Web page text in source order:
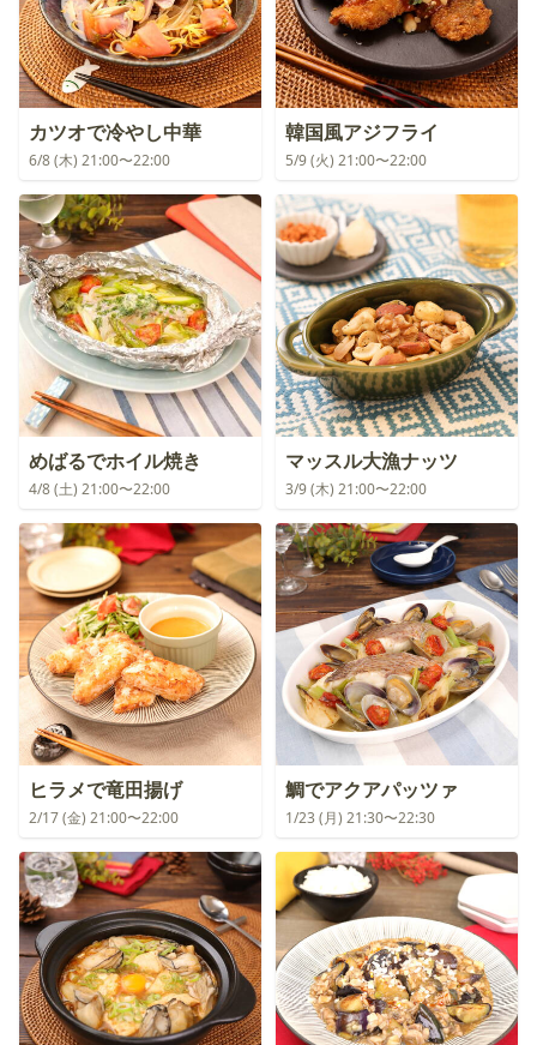
カツオで冷やし中華
6/8 (木) 21:00〜22:00
韓国風アジフライ
5/9 (火) 21:00〜22:00
めばるでホイル焼き
4/8 (土) 21:00〜22:00
マッスル大漁ナッツ
3/9 (木) 21:00〜22:00
ヒラメで竜田揚げ
2/17 (金) 21:00〜22:00
鯛でアクアパッツァ
1/23 (月) 21:30〜22:30